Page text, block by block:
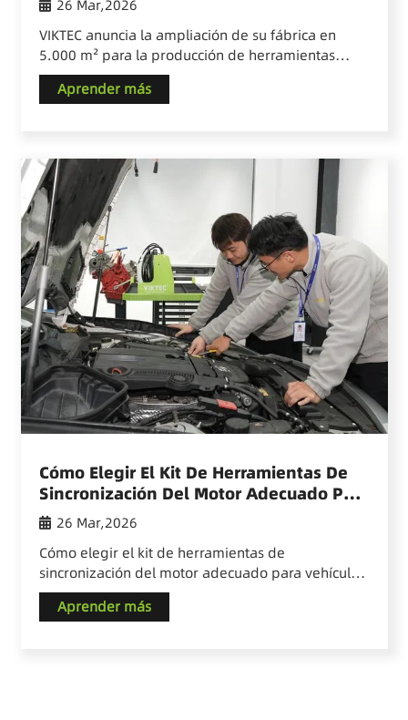
26 Mar,2026
VIKTEC anuncia la ampliación de su fábrica en
5.000 m² para la producción de herramientas
OEM/ODM. A medida que la demanda mundial de
herramientas especializadas de alta calidad para
de nuestra…
Aprender más
Cómo Elegir El Kit De Herramientas De
Sincronización Del Motor Adecuado Para
Vehículos VAG
26 Mar,2026
Cómo elegir el kit de herramientas de
sincronización del motor adecuado para vehículos
VAG. La precisión del sistema de sincronización
del motor es el corazón de cualquier vehículo
Aprender más